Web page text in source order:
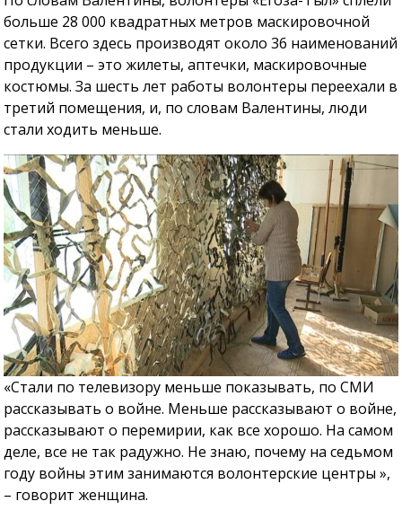
больше 28 000 квадратных метров маскировочной
сетки. Всего здесь производят около 36 наименований
продукции – это жилеты, аптечки, маскировочные
костюмы. За шесть лет работы волонтеры переехали в
третий помещения, и, по словам Валентины, люди
стали ходить меньше.
«Стали по телевизору меньше показывать, по СМИ
рассказывать о войне. Меньше рассказывают о войне,
рассказывают о перемирии, как все хорошо. На самом
деле, все не так радужно. Не знаю, почему на седьмом
году войны этим занимаются волонтерские центры »,
– говорит женщина.